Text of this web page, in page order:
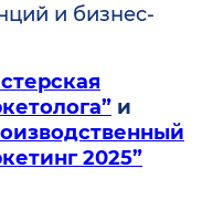
и бизнес-
и
2025”